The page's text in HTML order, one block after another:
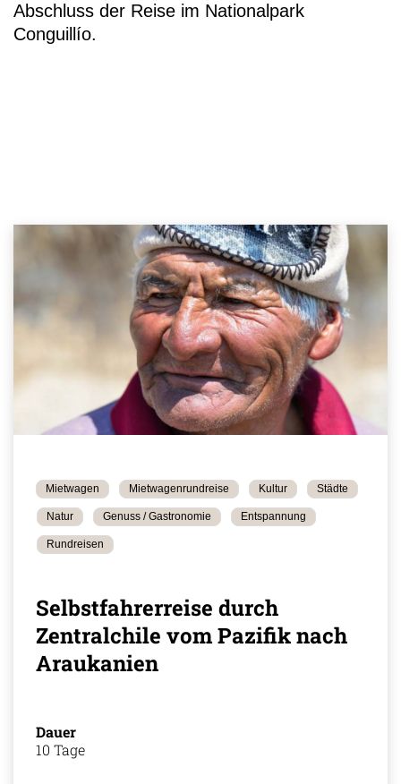
Abschluss der Reise im Nationalpark
Conguillío.
Mietwagen Mietwagenrundreise Kultur Städte
Natur Genuss / Gastronomie Entspannung
Rundreisen
Selbstfahrerreise durch
Zentralchile vom Pazifik nach
Araukanien
Dauer
10 Tage